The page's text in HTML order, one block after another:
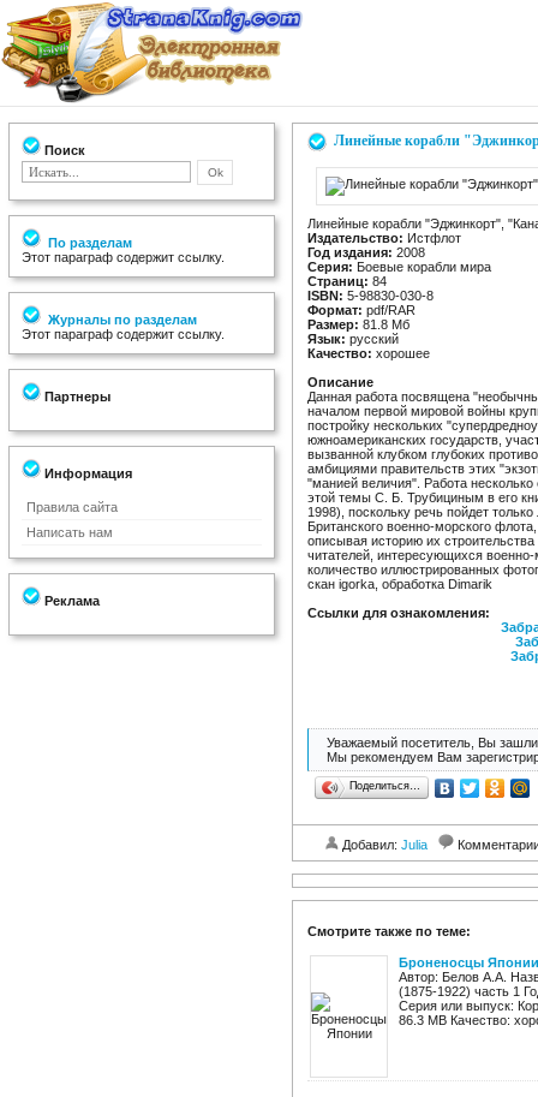
Поиск
По разделам
Этот параграф содержит ссылку.
Журналы по разделам
Этот параграф содержит ссылку.
Партнеры
Информация
Правила сайта
Написать нам
Реклама
Линейные корабли
Линейные корабли "Эджинкорт",
Издательство: Истфлот
Год издания: 2008
Серия: Боевые корабли мира
Страниц: 84
ISBN: 5-98830-030-8
Формат: pdf/RAR
Размер: 81.8 Мб
Язык: русский
Качество: хорошее
Описание
Данная работа посвящена
началом первой мировой войны
постройку нескольких
южноамериканских государств,
вызванной клубком глубоких
амбициями правительств этих
"манией величия". Работа
этой темы С. Б. Трубициным в его
1998), поскольку речь пойдет
Британского военно-морского
описывая историю их
читателей, интересующихся
количество иллюстрированных
скан igorka, обработка Dimarik
Ссылки для ознакомления:
Уважаемый посетитель, Вы зашли
Мы рекомендуем Вам
Поделиться…
Добавил: Julia
Смотрите также по теме:
Броненосцы Японии
Автор: Белов А.А.
(1875-1922) часть 1
Серия или выпуск:
86.3 MB Качество: